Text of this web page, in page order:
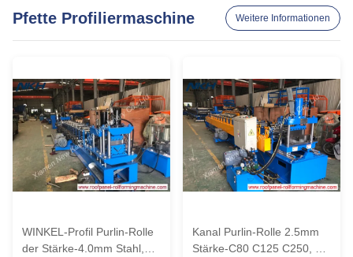
Pfette Profiliermaschine Weitere Informationen
WINKEL-Profil Purlin-Rolle
der Stärke-4.0mm Stahl,
Kanal Purlin-Rolle 2.5mm
Stärke-C80 C125 C250, die